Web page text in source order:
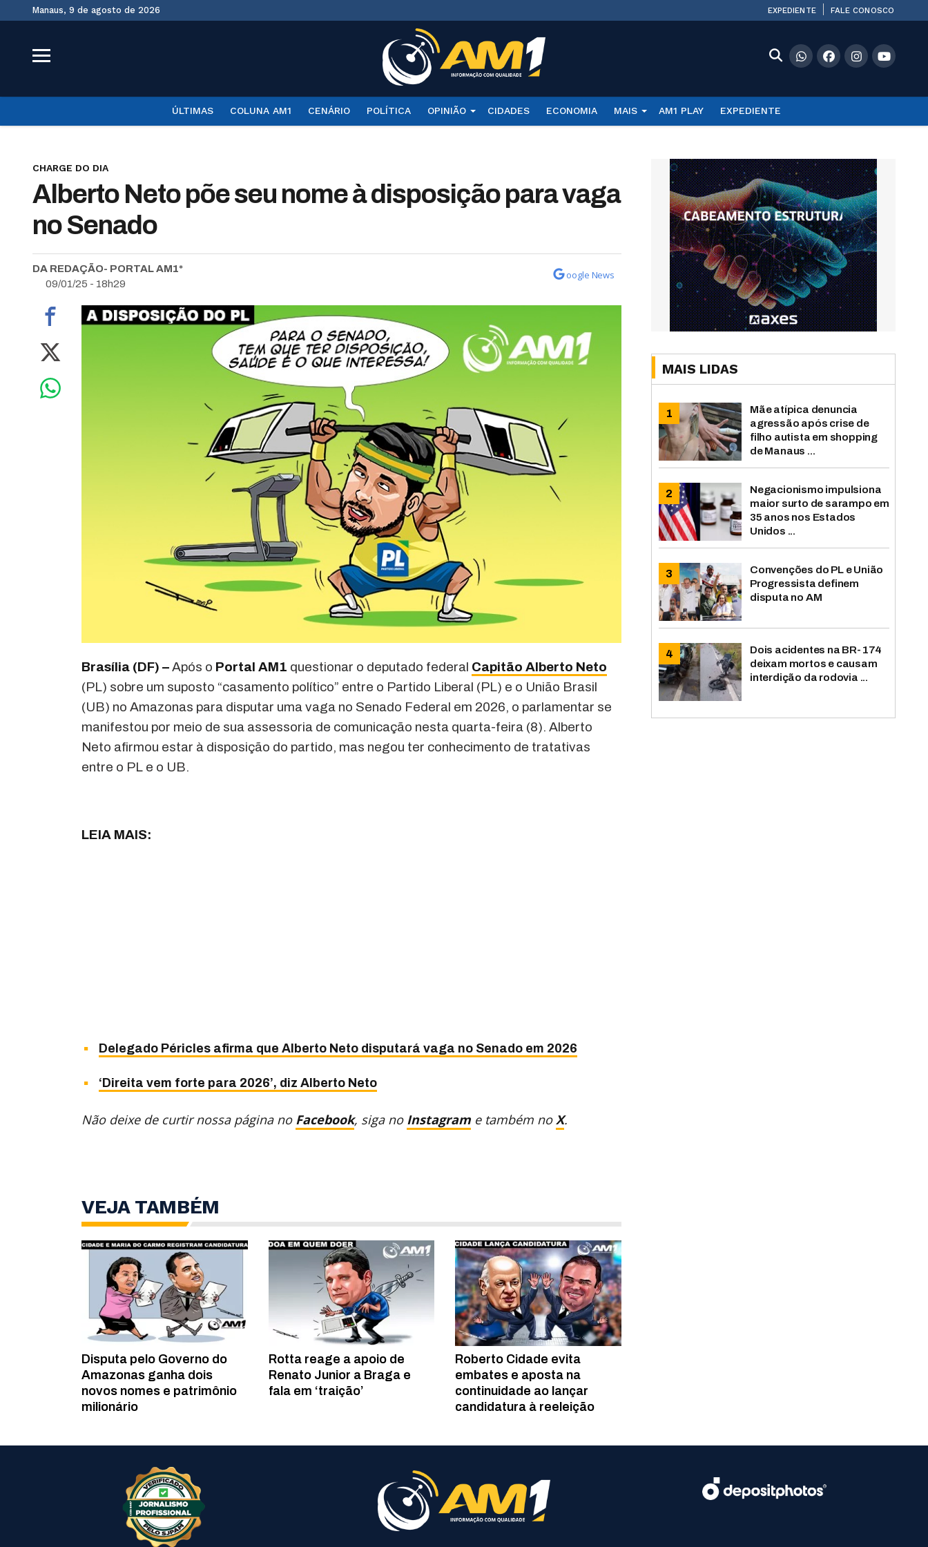
Manaus, 9 de agosto de 2026 EXPEDIENTE FALE CONOSCO
ÚLTIMAS COLUNA AM1 CENÁRIO POLÍTICA OPINIÃO CIDADES ECONOMIA MAIS AM1 PLAY EXPEDIENTE
CHARGE DO DIA
Alberto Neto põe seu nome à disposição para vaga
no Senado
DA REDAÇÃO- PORTAL AM1*
09/01/25 - 18h29
oogle News
Brasília (DF) –Após o Portal AM1 questionar o deputado federal Capitão Alberto Neto
(PL) sobre um suposto “casamento político” entre o Partido Liberal (PL) e o União Brasil
(UB) no Amazonas para disputar uma vaga no Senado Federal em 2026, o parlamentar se
manifestou por meio de sua assessoria de comunicação nesta quarta-feira (8). Alberto
Neto afirmou estar à disposição do partido, mas negou ter conhecimento de tratativas
entre o PL e o UB.
LEIA MAIS:
Delegado Péricles afirma que Alberto Neto disputará vaga no Senado em 2026
‘Direita vem forte para 2026’, diz Alberto Neto
Não deixe de curtir nossa página no Facebook, siga no Instagram e também no X.
VEJA TAMBÉM
Disputa pelo Governo do
Amazonas ganha dois
novos nomes e patrimônio
milionário
Rotta reage a apoio de
Renato Junior a Braga e
fala em ‘traição’
Roberto Cidade evita
embates e aposta na
continuidade ao lançar
candidatura à reeleição
MAIS LIDAS
Mãe atípica denuncia
agressão após crise de
filho autista em shopping
de Manaus ...
Negacionismo impulsiona
maior surto de sarampo em
35 anos nos Estados
Unidos ...
Convenções do PL e União
Progressista definem
disputa no AM
Dois acidentes na BR-174
deixam mortos e causam
interdição da rodovia ...